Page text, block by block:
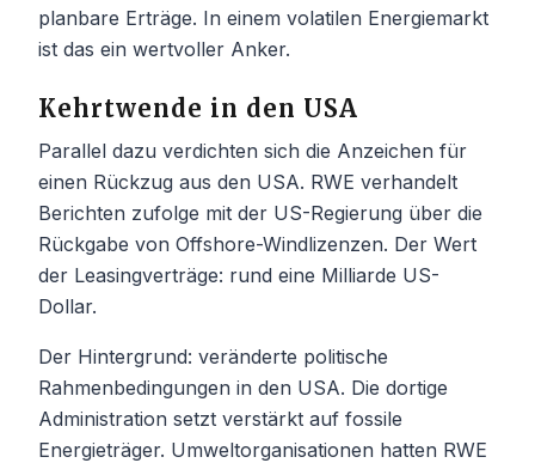
planbare Erträge. In einem volatilen Energiemarkt
ist das ein wertvoller Anker.
Kehrtwende in den USA
Parallel dazu verdichten sich die Anzeichen für
einen Rückzug aus den USA. RWE verhandelt
Berichten zufolge mit der US-Regierung über die
Rückgabe von Offshore-Windlizenzen. Der Wert
der Leasingverträge: rund eine Milliarde US-
Dollar.
Der Hintergrund: veränderte politische
Rahmenbedingungen in den USA. Die dortige
Administration setzt verstärkt auf fossile
Energieträger. Umweltorganisationen hatten RWE